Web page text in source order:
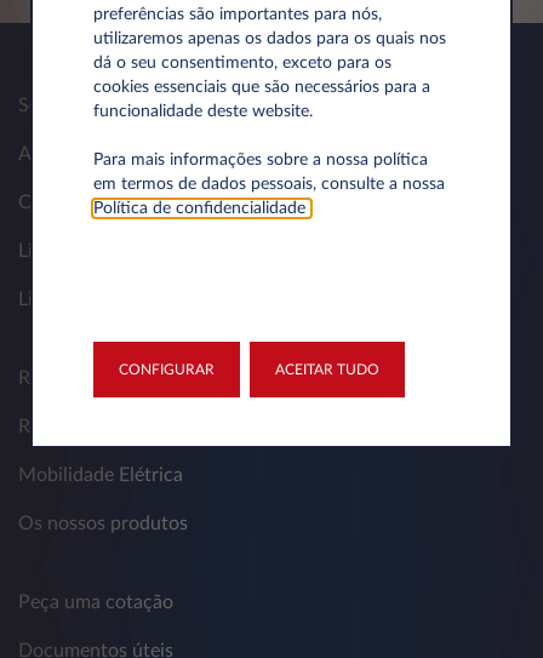
Sobre nós
As nossas soluções
Contactos
Livro de reclamações
Livro de elogios
Renting para Empresas
Renting para Particulares
Mobilidade Elétrica
Os nossos produtos
Peça uma cotação
Documentos úteis
preferências são importantes para nós,
utilizaremos apenas os dados para os quais nos
dá o seu consentimento, exceto para os
cookies essenciais que são necessários para a
funcionalidade deste website.
Para mais informações sobre a nossa política
em termos de dados pessoais, consulte a nossa
Política de confidencialidade.
CONFIGURAR ACEITAR TUDO